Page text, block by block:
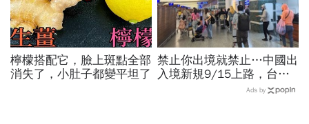
檸檬搭配它，臉上斑點全部
消失了，小肚子都變平坦了
禁止你出境就禁止…中國出
入境新規9/15上路，台灣
人小心「有去無回」？4種
Ads by